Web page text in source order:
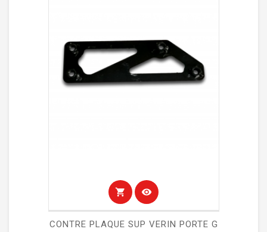
shopping_cart visibility
CONTRE PLAQUE SUP VERIN PORTE G